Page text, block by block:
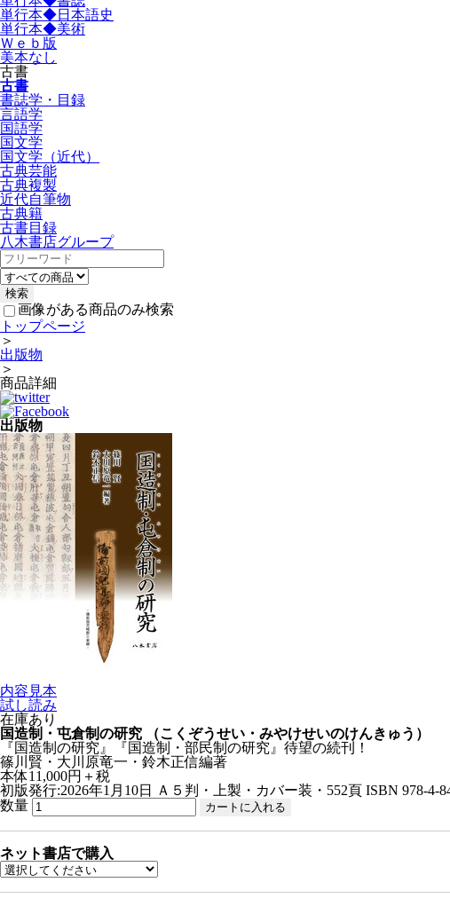
単行本◆日本語史
単行本◆美術
Ｗｅｂ版
美本なし
古書
古書
書誌学・目録
言語学
国語学
国文学
国文学（近代）
古典芸能
古典複製
近代自筆物
古典籍
古書目録
八木書店グループ
画像がある商品のみ検索
トップページ
＞
出版物
＞
商品詳細
出版物
内容見本
試し読み
在庫あり
国造制・屯倉制の研究
（こくぞうせい・みやけせいのけんきゅう）
『国造制の研究』『国造制・部民制の研究』待望の続刊！
篠川賢・大川原竜一・鈴木正信編著
本体11,000円＋税
初版発行:2026年1月10日
Ａ５判・上製・カバー装・552頁 ISBN 978-4-
数量
ネット書店で購入